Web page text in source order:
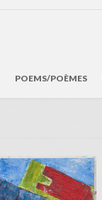
POEMS/POÈMES